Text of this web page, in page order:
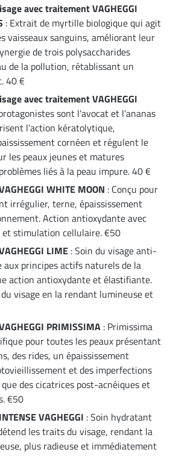
avec traitement VAGHEGGI
: Extrait de myrtille biologique qui agit
vaisseaux sanguins, améliorant leur
de trois polysaccharides
de la pollution, rétablissant un
40 €
avec traitement VAGHEGGI
sont l'avocat et l'ananas
l'action kératolytique,
cornéen et régulent le
les peaux jeunes et matures
liés à la peau impure. 40 €
WHITE MOON : Conçu pour
irrégulier, terne, épaississement
Action antioxydante avec
stimulation cellulaire. €50
LIME : Soin du visage anti-
aux principes actifs naturels de la
action antioxydante et élastifiante.
visage en la rendant lumineuse et
PRIMISSIMA : Primissima
pour toutes les peaux présentant
des rides, un épaississement
et des imperfections
des cicatrices post-acnéiques et
€50
VAGHEGGI : Soin hydratant
les traits du visage, rendant la
plus radieuse et immédiatement